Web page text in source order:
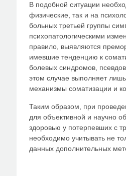
В подобной ситуации
физические, так и на
больных третьей группы
психопатологическими
правило, выявляются
имевшие тенденцию к
болевых синдромов,
этом случае выполняет
механизмы соматизации и
Таким образом, при
для объективной и научно
здоровью у потерпевших с
необходимо учитывать не
данных дополнительных